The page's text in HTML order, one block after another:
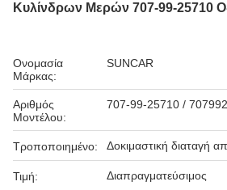
Κυλίνδρων Μερών 707-99-25710
Ονομασία
Μάρκας:
SUNCAR
Αριθμός
Μοντέλου:
707-99-25710 /
Τροποποιημένο: Δοκιμαστική διαταγή
Τιμή: Διαπραγματεύσιμος